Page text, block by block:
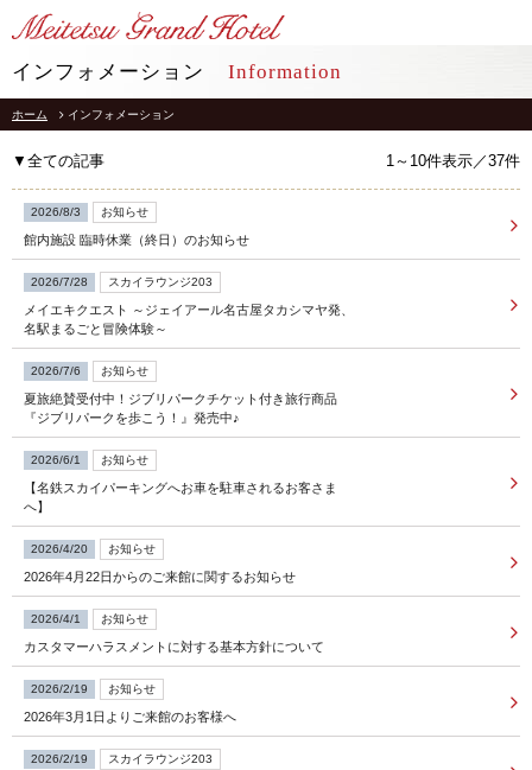
LANGUAGE
TOP トップ
STAY 宿泊
RESTAURANT レストラン
インフォメーション
館内施設
アクセス
よくあるご質問
お問合せ
お取引様用通報窓口
採用情報
会社概要
ホテルパンフレット
FOLLOW US
宿泊プラン一覧
レストラン予約
インフォメーション Information
ホーム インフォメーション
▼全ての記事 1～10件表示／37件
2026/8/3 お知らせ
館内施設 臨時休業（終日）のお知らせ
2026/7/28 スカイラウンジ203
メイエキクエスト ～ジェイアール名古屋タカシマヤ発、
名駅まるごと冒険体験～
2026/7/6 お知らせ
夏旅絶賛受付中！ジブリパークチケット付き旅行商品
『ジブリパークを歩こう！』発売中♪
2026/6/1 お知らせ
【名鉄スカイパーキングへお車を駐車されるお客さま
へ】
2026/4/20 お知らせ
2026年4月22日からのご来館に関するお知らせ
2026/4/1 お知らせ
カスタマーハラスメントに対する基本方針について
2026/2/19 お知らせ
2026年3月1日よりご来館のお客様へ
2026/2/19 スカイラウンジ203